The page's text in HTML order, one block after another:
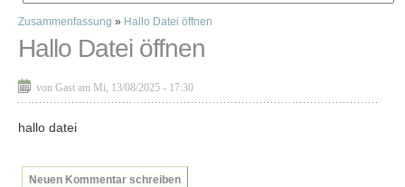
Faust
Willhelm Tell
Effi Briest
Emilia Galotti
1. Weltkrieg Zusammenfassung
Weimarer Republik
Zusammenfassung » Hallo Datei öffnen
Hallo Datei öffnen
von Gast am Mi, 13/08/2025 - 17:30
hallo datei
Neuen Kommentar schreiben